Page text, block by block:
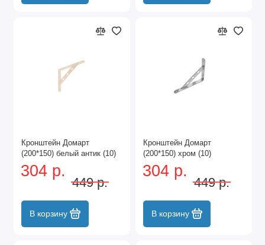
Кронштейн Домарт
(200*150) белый антик (10)
304 р.
449 р.
В корзину
Кронштейн Домарт
(200*150) хром (10)
304 р.
449 р.
В корзину